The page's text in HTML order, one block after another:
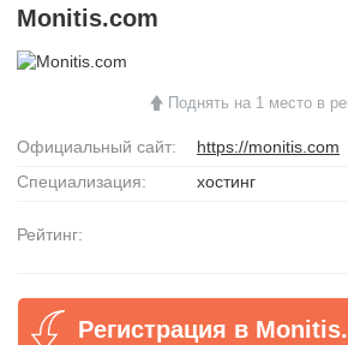
Monitis.com
Поднять на 1 место в
Официальный сайт:
https://monitis.com
Специализация:
хостинг
Рейтинг:
Регистрация в